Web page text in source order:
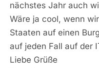
nächstes Jahr auch
Wäre ja cool, wenn
Staaten auf einen
auf jeden Fall auf der
Liebe Grüße